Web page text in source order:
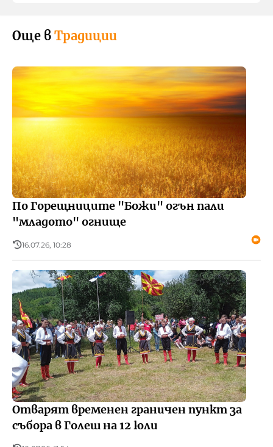
Още в Традиции
По Горещниците "Божи" огън пали
"младото" огнище
16.07.26, 10:28
Отварят временен граничен пункт за
събора в Голеш на 12 юли